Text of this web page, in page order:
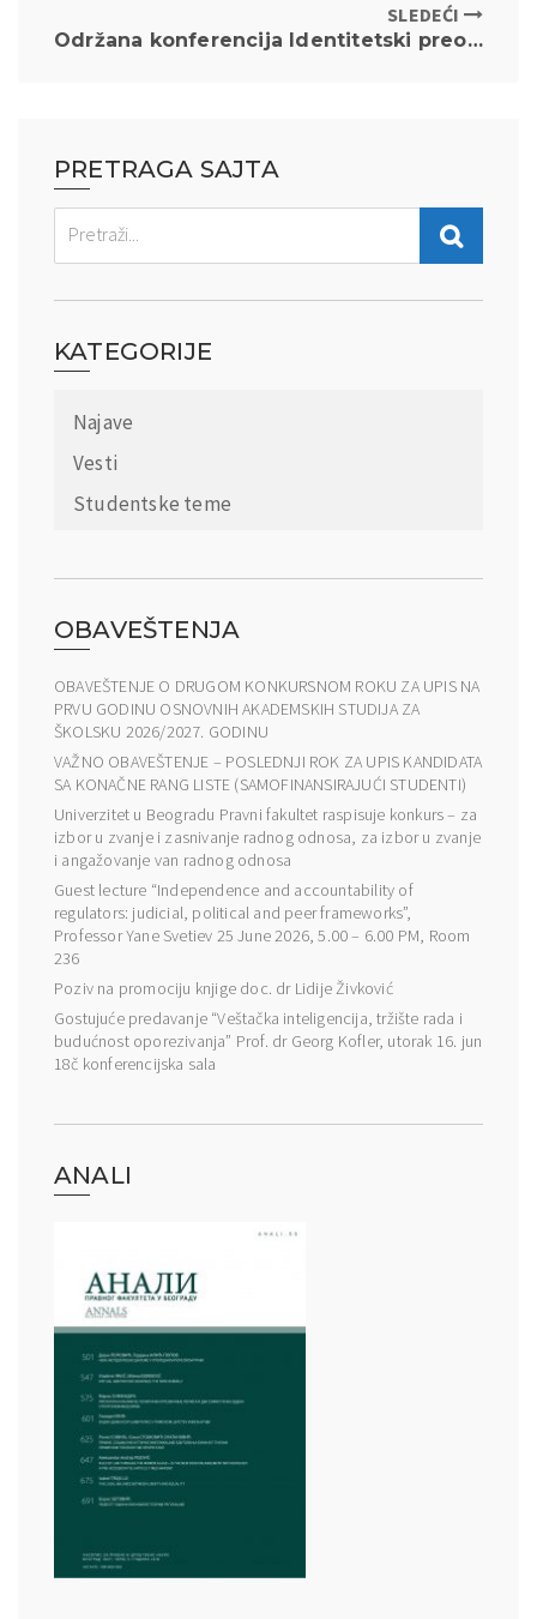
SLEDEĆI
Održana konferencija Identitetski preobražaj Srbije
PRETRAGA SAJTA
KATEGORIJE
Najave
Vesti
Studentske teme
OBAVEŠTENJA
OBAVEŠTENJE O DRUGOM KONKURSNOM ROKU ZA UPIS NA
PRVU GODINU OSNOVNIH AKADEMSKIH STUDIJA ZA
ŠKOLSKU 2026/2027. GODINU
VAŽNO OBAVEŠTENJE – POSLEDNJI ROK ZA UPIS KANDIDATA
SA KONAČNE RANG LISTE (SAMOFINANSIRAJUĆI STUDENTI)
Univerzitet u Beogradu Pravni fakultet raspisuje konkurs – za
izbor u zvanje i zasnivanje radnog odnosa, za izbor u zvanje
i angažovanje van radnog odnosa
Guest lecture “Independence and accountability of
regulators: judicial, political and peer frameworks”,
Professor Yane Svetiev 25 June 2026, 5.00 – 6.00 PM, Room
236
Poziv na promociju knjige doc. dr Lidije Živković
Gostujuće predavanje “Veštačka inteligencija, tržište rada i
budućnost oporezivanja” Prof. dr Georg Kofler, utorak 16. jun
18č konferencijska sala
ANALI